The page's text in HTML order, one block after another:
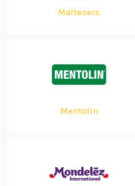
Maltesers
Mentolin